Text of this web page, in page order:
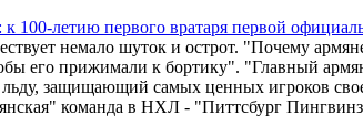
100-летию первого вратаря первой
немало шуток и острот. "Почему
его прижимали к бортику". "Главный
льду, защищающий самых ценных игроков
команда в НХЛ - "Питтсбург